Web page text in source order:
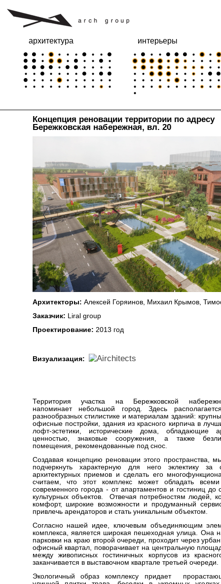
архитектура интерьеры
Концепция реновации территории по адресу
Бережковская набережная, вл. 20
Архитекторы: Алексей Горяинов, Михаил Крымов,
Заказчик: Liral group
Проектирование: 2013 год
Визуализация:
Территория участка на Бережковской
напоминает небольшой город. Здесь
разнообразных стилистике и материалам зданий:
офисные постройки, здания из красного кирпича в
лофт-эстетики, исторические дома, обладающие
ценностью, знаковые сооружения, а также
помещения, рекомендованные под снос.
Создавая концепцию реновации этого пространства,
подчеркнуть характерную для него эклектику за
архитектурных приемов и сделать его
считаем, что этот комплекс может обладать всеми
современного города - от апартаментов и гостиниц до
культурных объектов. Отвечая потребностям людей,
комфорт, широкие возможности и продуманный
привлечь арендаторов и стать уникальным объектом.
Согласно нашей идее, ключевым объединяющим
комплекса, является широкая пешеходная улица. Она
парковки на краю второй очереди, проходит через
офисный квартал, поворачивает на центральную
между живописных гостиничных корпусов из
заканчивается в выставочном квартале третьей очереди.
Экологичный образ комплексу придает